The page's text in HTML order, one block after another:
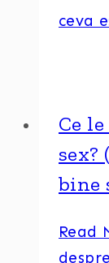
ceva
Ce
sex?
bine
Read